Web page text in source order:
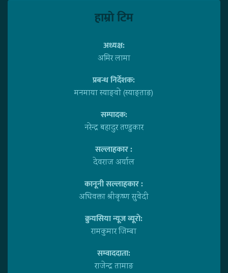
हाम्राे टिम
अध्यक्ष:
अमिर लामा
प्रबन्ध निर्देशक:
मनमाया स्याङ्वाे (स्याङ्ताङ)
सम्पादक:
नरेन्द्र बहादुर तण्डुकार
सल्लाहकार :
देवराज अर्याल
कानूनी सल्लाहकार :
अधिवक्ता श्रीकृष्ण सुवेदी
क्रुयसिया न्यूज व्यूराे:
रामकुमार जिम्बा
सम्वाददाता:
राजेन्द्र तामाङ